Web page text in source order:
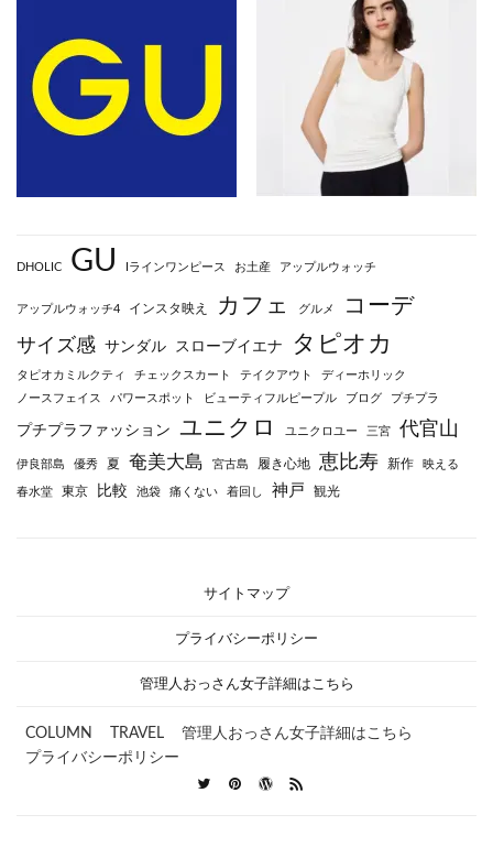
DHOLIC GU Iラインワンピース お土産 アップルウォッチ
アップルウォッチ4 インスタ映え カフェ グルメ コーデ
サイズ感 サンダル スローブイエナ タピオカ
タピオカミルクティ チェックスカート テイクアウト
ディーホリック
ノースフェイス
パワースポット ビューティフルピープル ブログ プチプラ
プチプラファッション ユニクロ ユニクロユー 三宮 代官山
伊良部島 優秀 夏 奄美大島 宮古島 履き心地 恵比寿 新作 映える
春水堂 東京 比較 池袋 痛くない 着回し 神戸 観光
サイトマップ
プライバシーポリシー
管理人おっさん女子詳細はこちら
COLUMN TRAVEL
管理人おっさん女子詳細はこちら
プライバシーポリシー